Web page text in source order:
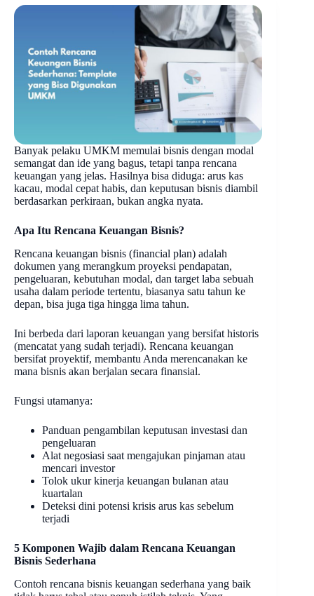
Banyak pelaku UMKM memulai bisnis dengan modal
semangat dan ide yang bagus, tetapi tanpa rencana
keuangan yang jelas. Hasilnya bisa diduga: arus kas
kacau, modal cepat habis, dan keputusan bisnis diambil
berdasarkan perkiraan, bukan angka nyata.
Apa Itu Rencana Keuangan Bisnis?
Rencana keuangan bisnis (financial plan) adalah
dokumen yang merangkum proyeksi pendapatan,
pengeluaran, kebutuhan modal, dan target laba sebuah
usaha dalam periode tertentu, biasanya satu tahun ke
depan, bisa juga tiga hingga lima tahun.
Ini berbeda dari laporan keuangan yang bersifat historis
(mencatat yang sudah terjadi). Rencana keuangan
bersifat proyektif, membantu Anda merencanakan ke
mana bisnis akan berjalan secara finansial.
Fungsi utamanya:
Panduan pengambilan keputusan investasi dan
pengeluaran
Alat negosiasi saat mengajukan pinjaman atau
mencari investor
Tolok ukur kinerja keuangan bulanan atau
kuartalan
Deteksi dini potensi krisis arus kas sebelum
terjadi
5 Komponen Wajib dalam Rencana Keuangan
Bisnis Sederhana
Contoh rencana bisnis keuangan sederhana yang baik